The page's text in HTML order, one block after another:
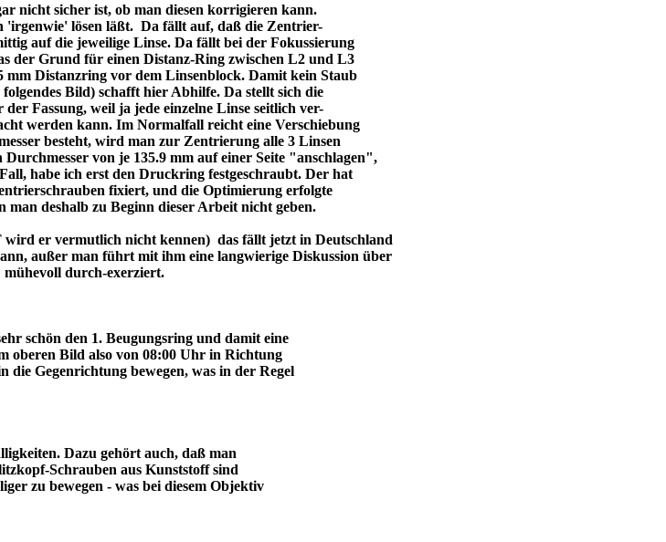
nicht sicher ist, ob man diesen korrigieren kann.
'irgenwie' lösen läßt. Da fällt auf, daß die Zentrier-
auf die jeweilige Linse. Da fällt bei der Fokussierung
der Grund für einen Distanz-Ring zwischen L2 und L3
Distanzring vor dem Linsenblock. Damit kein Staub
Bild) schafft hier Abhilfe. Da stellt sich die
Fassung, weil ja jede einzelne Linse seitlich ver-
werden kann. Im Normalfall reicht eine Verschiebung
besteht, wird man zur Zentrierung alle 3 Linsen
von je 135.9 mm auf einer Seite "anschlagen",
habe ich erst den Druckring festgeschraubt. Der hat
fixiert, und die Optimierung erfolgte
deshalb zu Beginn dieser Arbeit nicht geben.
er vermutlich nicht kennen) das fällt jetzt in Deutschland
außer man führt mit ihm eine langwierige Diskussion über
mühevoll durch-exerziert.
schön den 1. Beugungsring und damit eine
oberen Bild also von 08:00 Uhr in Richtung
Gegenrichtung bewegen, was in der Regel
Dazu gehört auch, daß man
Schrauben aus Kunststoff sind
zu bewegen - was bei diesem Objektiv